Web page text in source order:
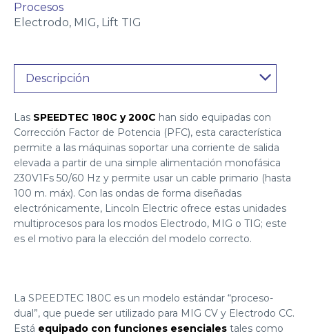
Procesos
Electrodo, MIG, Lift TIG
Descripción
Las SPEEDTEC 180C y 200C han sido equipadas con
Corrección Factor de Potencia (PFC), esta característica
permite a las máquinas soportar una corriente de salida
elevada a partir de una simple alimentación monofásica
230V1Fs 50/60 Hz y permite usar un cable primario (hasta
100 m. máx). Con las ondas de forma diseñadas
electrónicamente, Lincoln Electric ofrece estas unidades
multiprocesos para los modos Electrodo, MIG o TIG; este
es el motivo para la elección del modelo correcto.
La SPEEDTEC 180C es un modelo estándar “proceso-
dual”, que puede ser utilizado para MIG CV y Electrodo CC.
Está equipado con funciones esenciales tales como